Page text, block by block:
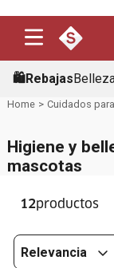
🛍️Rebajas
Cuidados
Higiene y
mascotas
12
Relevancia